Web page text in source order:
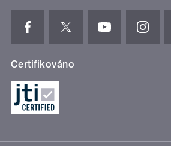
Certifikováno